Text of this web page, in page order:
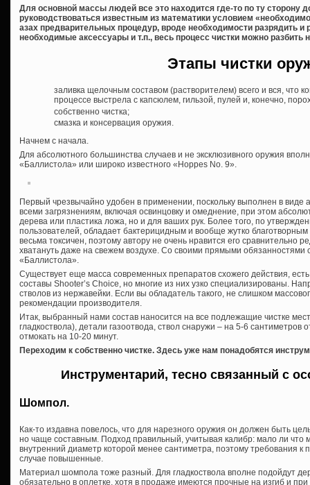
Для основной массы людей все это находится где-то по ту сторону
руководствоваться известным из математики условием
азах предварительных процедур, вроде необходимости разрядить и
необходимые аксессуары и т.п., весь процесс чистки можно разбить
Этапы чистки
заливка щелочным составом (растворителем) всего и вся, что
процессе выстрела с капсюлем, гильзой, пулей и, конечно,
собственно чистка;
смазка и консервация оружия.
Начнем с начала.
Для абсолютного большинства случаев и не эксклюзивного оружия
«Баллистола» или широко известного «Hoppes No. 9».
Первый чрезвычайно удобен в применении, поскольку выполнен в виде
всеми загрязнениям, включая освинцовку и омеднение, при этом
дерева или пластика ложа, но и для ваших рук. Более того, по
пользователей, обладает бактерицидным и вообще жутко
весьма токсичен, поэтому автору не очень нравится его сравнительно
хватануть даже на свежем воздухе. Со своими прямыми обязанностями
«Баллистола».
Существует еще масса современных препаратов схожего действия,
составы Shooter’s Choice, но многие из них узко специализированы.
стволов из нержавейки. Если вы обладатель такого, не слишком
рекомендации производителя.
Итак, выбранный нами состав наносится на все подлежащие чистке
гладкоствола), детали газоотвода, ствол снаружи – на 5-6 сантиметров
отмокать на 10-20 минут.
Переходим к собственно чистке. Здесь уже нам понадобятся
Инструментарий, тесно связанный с
Шомпол.
Как-то издавна повелось, что для нарезного оружия он должен быть
но чаще составным. Подход правильный, учитывая калибр: мало ли что
внутренний диаметр которой менее сантиметра, поэтому требования к
случае повышенные.
Материал шомпола тоже разный. Для гладкоствола вполне подойдут
обязательно в оплетке, хотя в продаже имеются прочные на изгиб и